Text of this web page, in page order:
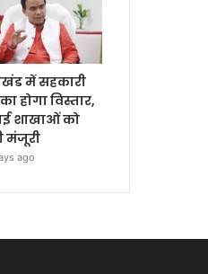
में सहकारी
होगा विस्तार,
शाखाओं को
मंजूरी
ago